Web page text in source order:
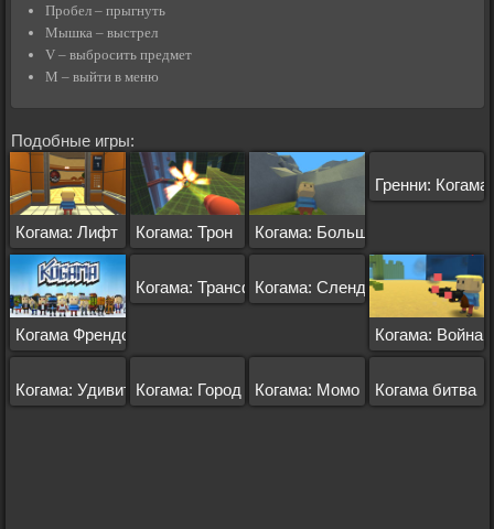
Пробел – прыгнуть
Мышка – выстрел
V – выбросить предмет
M – выйти в меню
Подобные игры:
Когама: Лифт Когама: Трон Когама: Большое Путешествие
Гренни: Когама
Когама Френдс
Когама: ТрансформерыКогама: Слендер
Когама: Война
Когама: Удивительный мир Гамбола
Когама: Город Когама: Момо Когама битва